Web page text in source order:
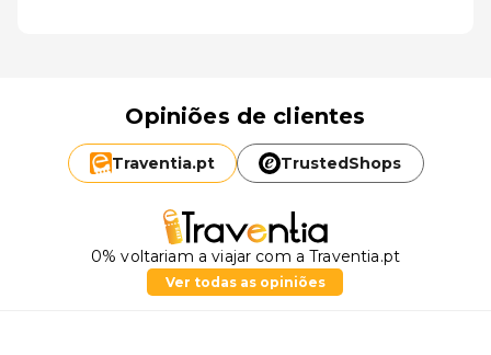
Opiniões de clientes
Traventia.pt TrustedShops
0% voltariam a viajar com a Traventia.pt
Ver todas as opiniões